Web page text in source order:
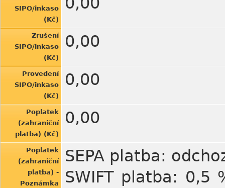
SIPO/inkaso
(Kč)
Zrušení
SIPO/inkaso
(Kč)
0,00
Provedení
SIPO/inkaso
(Kč)
0,00
Poplatek
(zahraniční
platba) (Kč)
0,00
Poplatek
(zahraniční
platba) -
Poznámka
SEPA platba:
SWIFT platba: 0,5